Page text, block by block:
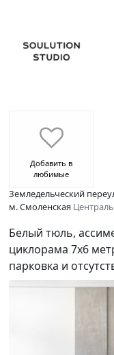
Добавить в
любимые
Земледельческий
м. Смоленская
Белый тюль,
циклорама 7х6
парковка и